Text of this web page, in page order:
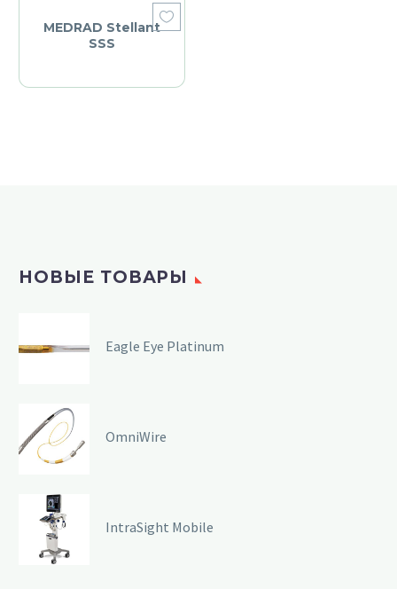
MEDRAD Stellant
SSS
НОВЫЕ ТОВАРЫ
Eagle Eye Platinum
OmniWire
IntraSight Mobile